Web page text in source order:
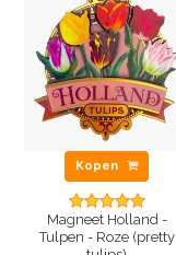
Kopen
Magneet Holland -
Tulpen - Roze (pretty